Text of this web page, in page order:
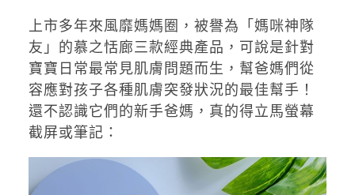
上市多年來風靡媽媽圈，被譽為「媽咪神隊
友」的慕之恬廊三款經典產品，可說是針對
寶寶日常最常見肌膚問題而生，幫爸媽們從
容應對孩子各種肌膚突發狀況的最佳幫手！
還不認識它們的新手爸媽，真的得立馬螢幕
截屏或筆記：